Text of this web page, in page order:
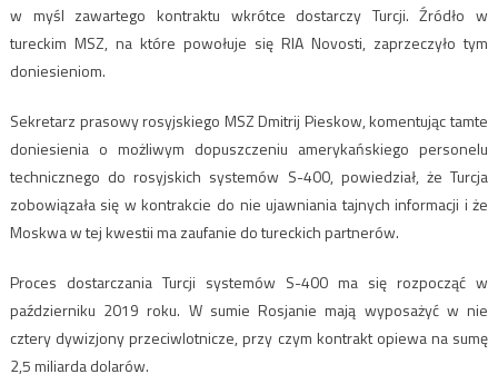
w myśl zawartego kontraktu wkrótce dostarczy Turcji. Źródło w
tureckim MSZ, na które powołuje się RIA Novosti, zaprzeczyło tym
doniesieniom.
Sekretarz prasowy rosyjskiego MSZ Dmitrij Pieskow, komentując tamte
doniesienia o możliwym dopuszczeniu amerykańskiego personelu
technicznego do rosyjskich systemów S-400, powiedział, że Turcja
zobowiązała się w kontrakcie do nie ujawniania tajnych informacji i że
Moskwa w tej kwestii ma zaufanie do tureckich partnerów.
Proces dostarczania Turcji systemów S-400 ma się rozpocząć w
październiku 2019 roku. W sumie Rosjanie mają wyposażyć w nie
cztery dywizjony przeciwlotnicze, przy czym kontrakt opiewa na sumę
2,5 miliarda dolarów.